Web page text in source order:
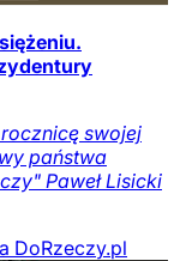
swojej
państwa
Paweł Lisicki
DoRzeczy.pl